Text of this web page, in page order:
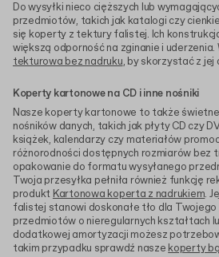
Do wysyłki nieco cięższych lub
przedmiotów, takich jak katalogi czy
się koperty z tektury falistej. Ich
większą odporność na zginanie i
tekturowa bez nadruku, by skorzystać z jej
Koperty kartonowe na CD i inne nośniki
Nasze koperty kartonowe to także
nośników danych, takich jak płyty CD czy
książek, kalendarzy czy materiałów
różnorodności dostępnych rozmiarów bez
opakowanie do formatu wysyłanego
Twoja przesyłka pełniła również funkcję
produkt Kartonowa koperta z nadrukiem.
falistej stanowi doskonałe tło dla
przedmiotów o nieregularnych kształtach
dodatkowej amortyzacji możesz
takim przypadku sprawdź nasze koperty